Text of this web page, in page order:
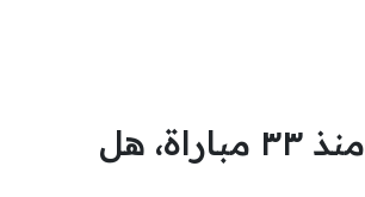
إيطاليا لم تعرف طعم الخسارة منذ ٣٣ مباراة، هل